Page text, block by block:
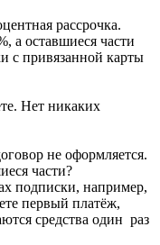
рассрочка.
а оставшиеся части
с привязанной карты
Нет никаких
не оформляется.
части?
подписки, например,
первый платёж,
средства один раз